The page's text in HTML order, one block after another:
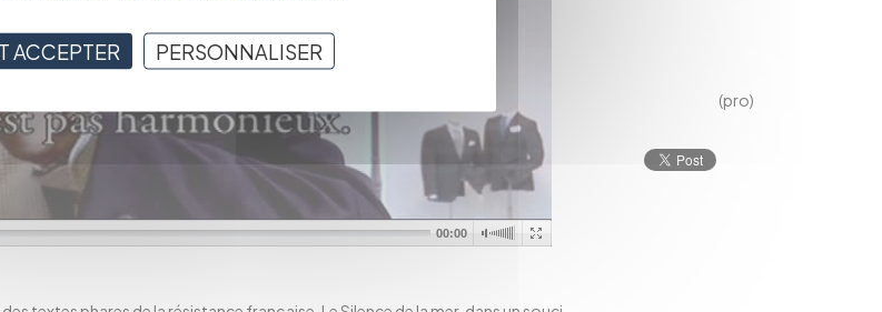
00:00
(pro)
ACCEPTER PERSONNALISER